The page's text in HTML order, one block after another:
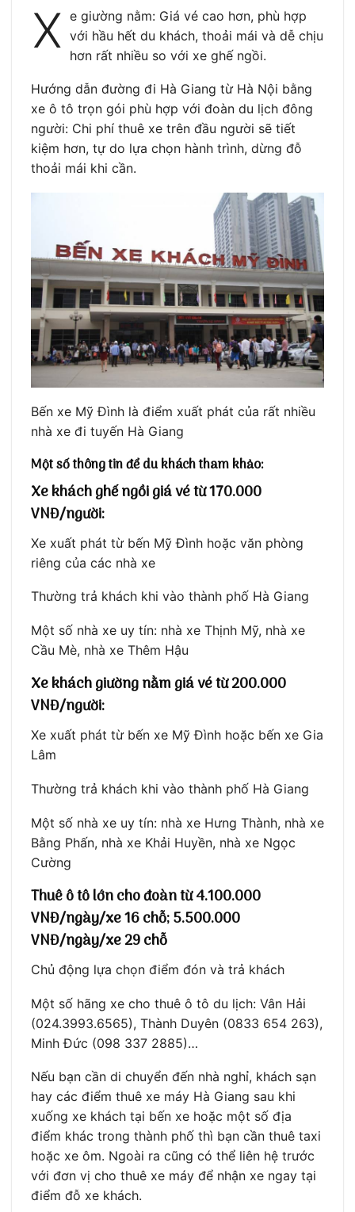
X e giường nằm: Giá vé cao hơn, phù hợp
với hầu hết du khách, thoải mái và dễ chịu
hơn rất nhiều so với xe ghế ngồi.
Hướng dẫn đường đi Hà Giang từ Hà Nội bằng
xe ô tô trọn gói phù hợp với đoàn du lịch đông
người: Chi phí thuê xe trên đầu người sẽ tiết
kiệm hơn, tự do lựa chọn hành trình, dừng đỗ
thoải mái khi cần.
Bến xe Mỹ Đình là điểm xuất phát của rất nhiều
nhà xe đi tuyến Hà Giang
Một số thông tin để du khách tham khảo:
Xe khách ghế ngồi giá vé từ 170.000
VNĐ/người:
Xe xuất phát từ bến Mỹ Đình hoặc văn phòng
riêng của các nhà xe
Thường trả khách khi vào thành phố Hà Giang
Một số nhà xe uy tín: nhà xe Thịnh Mỹ, nhà xe
Cầu Mè, nhà xe Thêm Hậu
Xe khách giường nằm giá vé từ 200.000
VNĐ/người:
Xe xuất phát từ bến xe Mỹ Đình hoặc bến xe Gia
Lâm
Thường trả khách khi vào thành phố Hà Giang
Một số nhà xe uy tín: nhà xe Hưng Thành, nhà xe
Bằng Phấn, nhà xe Khải Huyền, nhà xe Ngọc
Cường
Thuê ô tô lớn cho đoàn từ 4.100.000
VNĐ/ngày/xe 16 chỗ; 5.500.000
VNĐ/ngày/xe 29 chỗ
Chủ động lựa chọn điểm đón và trả khách
Một số hãng xe cho thuê ô tô du lịch: Vân Hải
(024.3993.6565), Thành Duyên (0833 654 263),
Minh Đức (098 337 2885)…
Nếu bạn cần di chuyển đến nhà nghỉ, khách sạn
hay các điểm thuê xe máy Hà Giang sau khi
xuống xe khách tại bến xe hoặc một số địa
điểm khác trong thành phố thì bạn cần thuê taxi
hoặc xe ôm. Ngoài ra cũng có thể liên hệ trước
với đơn vị cho thuê xe máy để nhận xe ngay tại
điểm đỗ xe khách.